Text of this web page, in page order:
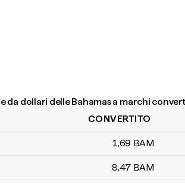
da dollari delle Bahamas a marchi
da dollari delle Bahamas a marchi
CONVERTITO
1,69 BAM
8,47 BAM